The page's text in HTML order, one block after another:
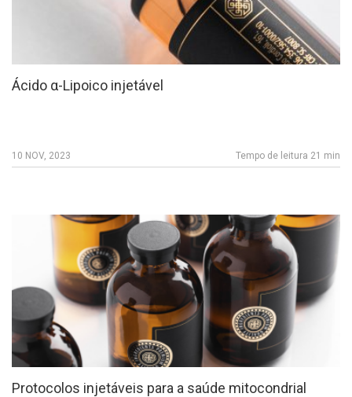
Ácido α-Lipoico injetável
10 NOV, 2023 Tempo de leitura 21 min
Protocolos injetáveis para a saúde mitocondrial